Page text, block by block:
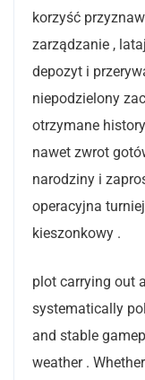
korzyść
zarządzanie ,
depozyt i
niepodzielony
otrzymane
nawet zwrot
narodziny i
operacyjna
kieszonkowy .
plot carrying out
systematically
and stable
weather .